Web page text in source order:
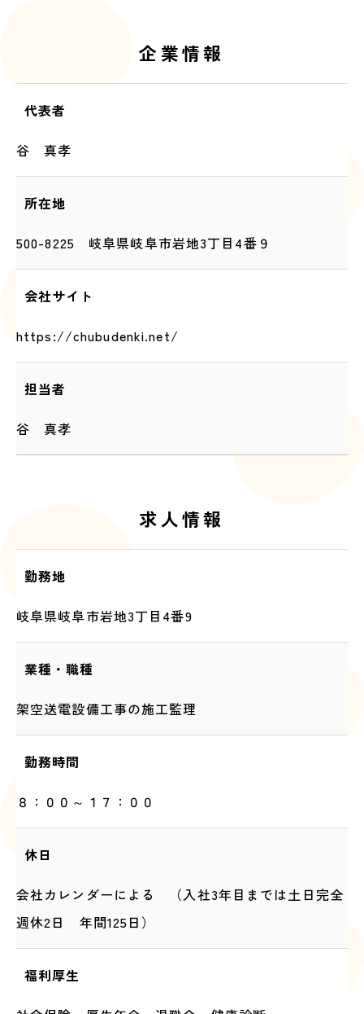
企業情報
代表者
谷 真孝
所在地
500-8225 岐阜県岐阜市岩地3丁目4番９
会社サイト
https://chubudenki.net/
担当者
谷 真孝
求人情報
勤務地
岐阜県岐阜市岩地3丁目4番9
業種・職種
架空送電設備工事の施工監理
勤務時間
８：００～１７：００
休日
会社カレンダーによる （入社3年目までは土日完全
週休2日 年間125日）
福利厚生